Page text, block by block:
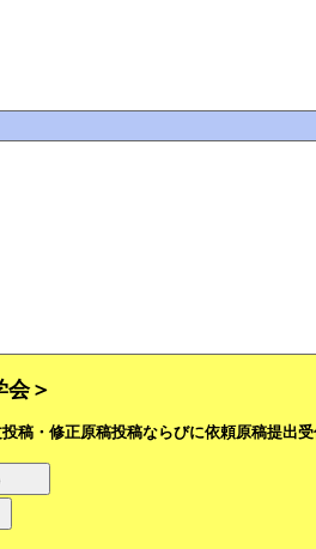
＞
稿・修正原稿投稿ならびに依頼原稿提出
ら